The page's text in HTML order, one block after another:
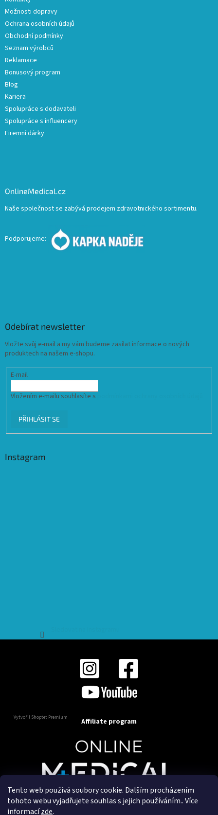
Tento web používá soubory cookie. Dalším procházením
tohoto webu vyjadřujete souhlas s jejich používáním.. Více
informacízde.
Možnosti dopravy
Ochrana osobních údajů
Obchodní podmínky
Seznam výrobců
Reklamace
Bonusový program
Blog
Kariera
Spolupráce s dodavateli
Spolupráce s influencery
Firemní dárky
OnlineMedical.cz
Naše společnost se zabývá prodejem zdravotnického sortimentu.
Podporujeme:
Odebírat newsletter
Vložte svůj e-mail a my vám budeme zasílat informace o nových
produktech na našem e-shopu.
E-mail
Vložením e-mailu souhlasíte s
PŘIHLÁSIT SE
Instagram
Vytvořil Shoptet Premium Affiliate program
Copyright 2025OnlineMedical.cz. Všechna práva